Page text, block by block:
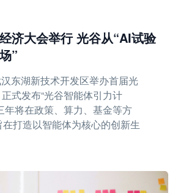
济大会举行 光谷从“AI试验
”
东湖新技术开发区举办首届光
式发布“光谷智能体引力计
年将在政策、算力、基金等方
打造以智能体为核心的创新生